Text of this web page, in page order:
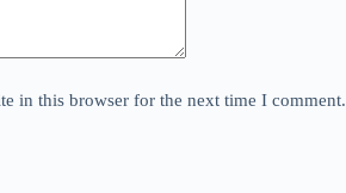
in this browser for the next time I comment.